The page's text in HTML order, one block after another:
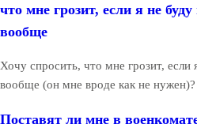
что мне грозит, если я не
вообще
Хочу спросить, что мне грозит, если
вообще (он мне вроде как не нужен)?
Поставят ли мне в